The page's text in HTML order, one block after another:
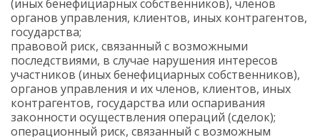
(иных бенефициарных собственников), членов
органов управления, клиентов, иных контрагентов,
государства;
правовой риск, связанный с возможными
последствиями, в случае нарушения интересов
участников (иных бенефициарных собственников),
органов управления и их членов, клиентов, иных
контрагентов, государства или оспаривания
законности осуществления операций (сделок);
операционный риск, связанный с возможным